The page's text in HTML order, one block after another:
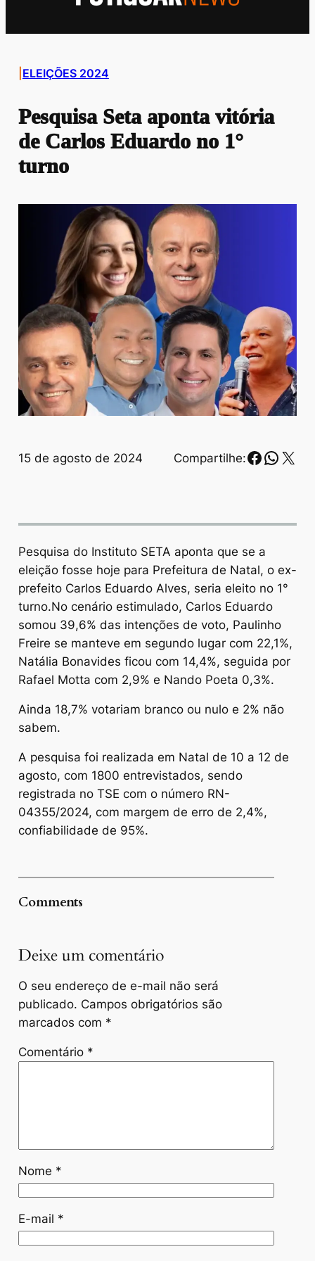
ELEIÇÕES 2024
Pesquisa Seta aponta vitória
de Carlos Eduardo no 1°
turno
15 de agosto de 2024 Compartilhe: X
Pesquisa do Instituto SETA aponta que se a
eleição fosse hoje para Prefeitura de Natal, o ex-
prefeito Carlos Eduardo Alves, seria eleito no 1°
turno.No cenário estimulado, Carlos Eduardo
somou 39,6% das intenções de voto, Paulinho
Freire se manteve em segundo lugar com 22,1%,
Natália Bonavides ficou com 14,4%, seguida por
Rafael Motta com 2,9% e Nando Poeta 0,3%.
Ainda 18,7% votariam branco ou nulo e 2% não
sabem.
A pesquisa foi realizada em Natal de 10 a 12 de
agosto, com 1800 entrevistados, sendo
registrada no TSE com o número RN-
04355/2024, com margem de erro de 2,4%,
confiabilidade de 95%.
Comments
Deixe um comentário
O seu endereço de e-mail não será
publicado. Campos obrigatórios são
marcados com *
Comentário *
Nome *
E-mail *